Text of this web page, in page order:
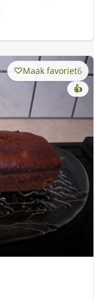
Maak favoriet6
👍